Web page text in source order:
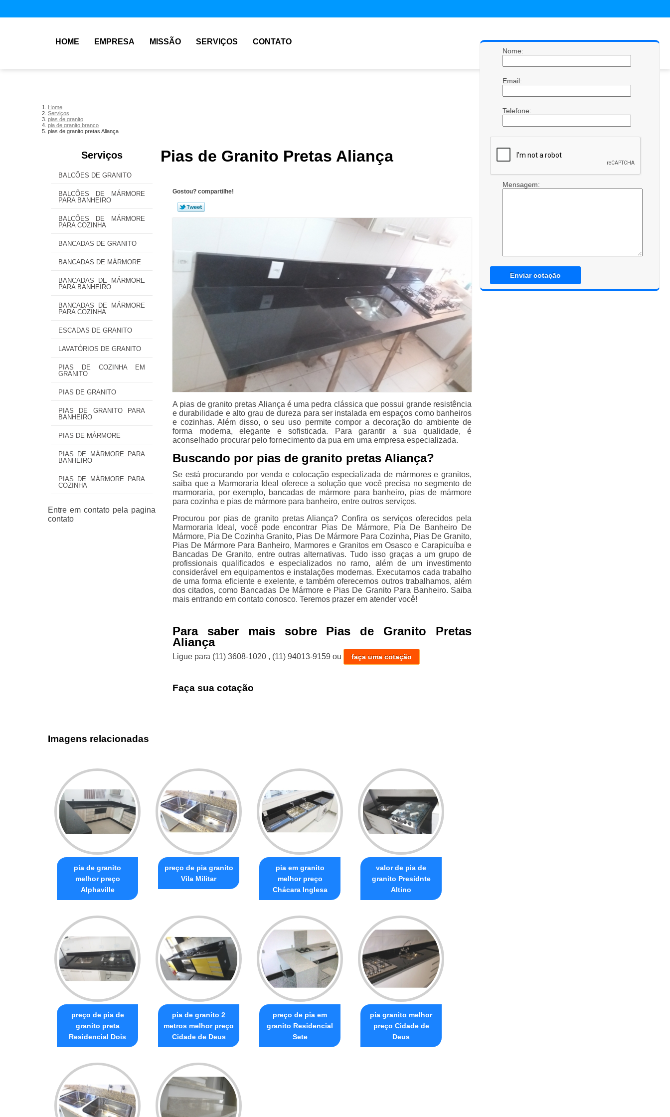
HOME EMPRESA MISSÃO SERVIÇOS CONTATO
Home
Serviços
pias de granito
pia de granito branco
pias de granito pretas Aliança
Serviços
BALCÕES DE GRANITO
BALCÕES DE MÁRMORE
PARA BANHEIRO
BALCÕES DE MÁRMORE
PARA COZINHA
BANCADAS DE GRANITO
BANCADAS DE MÁRMORE
BANCADAS DE MÁRMORE
PARA BANHEIRO
BANCADAS DE MÁRMORE
PARA COZINHA
ESCADAS DE GRANITO
LAVATÓRIOS DE GRANITO
PIAS DE COZINHA EM
GRANITO
PIAS DE GRANITO
PIAS DE GRANITO PARA
BANHEIRO
PIAS DE MÁRMORE
PIAS DE MÁRMORE PARA
BANHEIRO
PIAS DE MÁRMORE PARA
COZINHA
Pias de Granito Pretas Aliança
Gostou? compartilhe!
A pias de granito pretas Aliança é uma pedra clássica que possui grande resistência
e durabilidade e alto grau de dureza para ser instalada em espaços como banheiros
e cozinhas. Além disso, o seu uso permite compor a decoração do ambiente de
forma moderna, elegante e sofisticada. Para garantir a sua qualidade, é
aconselhado procurar pelo fornecimento da pua em uma empresa especializada.
Buscando por pias de granito pretas Aliança?
Se está procurando por venda e colocação especializada de mármores e granitos,
saiba que a Marmoraria Ideal oferece a solução que você precisa no segmento de
marmoraria, por exemplo, bancadas de mármore para banheiro, pias de mármore
para cozinha e pias de mármore para banheiro, entre outros serviços.
Procurou por pias de granito pretas Aliança? Confira os serviços oferecidos pela
Marmoraria Ideal, você pode encontrar Pias De Mármore, Pia De Banheiro De
Mármore, Pia De Cozinha Granito, Pias De Mármore Para Cozinha, Pias De Granito,
Pias De Mármore Para Banheiro, Marmores e Granitos em Osasco e Carapicuíba e
Bancadas De Granito, entre outras alternativas. Tudo isso graças a um grupo de
profissionais qualificados e especializados no ramo, além de um investimento
considerável em equipamentos e instalações modernas. Executamos cada trabalho
de uma forma eficiente e exelente, e também oferecemos outros trabalhamos, além
dos citados, como Bancadas De Mármore e Pias De Granito Para Banheiro. Saiba
mais entrando em contato conosco. Teremos prazer em atender você!
Para saber mais sobre Pias de Granito Pretas
Aliança
Ligue para (11) 3608-1020 , (11) 94013-9159 ou faça uma cotação
Faça sua cotação
Nome:
Email:
Telefone:
Mensagem:
Enviar cotação
Imagens relacionadas
pia de granito
melhor preço
Alphaville
preço de pia granito
Vila Militar
pia em granito
melhor preço
Chácara Inglesa
valor de pia de
granito Presidnte
Altino
preço de pia de
granito preta
Residencial Dois
pia de granito 2
metros melhor preço
Cidade de Deus
preço de pia em
granito Residencial
Sete
pia granito melhor
preço Cidade de
Deus